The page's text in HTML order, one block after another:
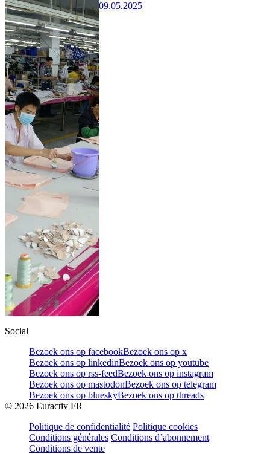
09.05.2025
Social
Bezoek ons op facebookBezoek ons op x
Bezoek ons op linkedinBezoek ons op youtube
Bezoek ons op rss-feedBezoek ons op instagram
Bezoek ons op mastodonBezoek ons op telegram
Bezoek ons op blueskyBezoek ons op threads
© 2026 Euractiv FR
Politique de confidentialité Politique cookies
Conditions générales Conditions d’abonnement
Conditions de vente